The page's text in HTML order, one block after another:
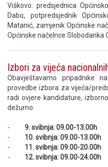
Viškovo: predsjednica
Dabo, potpredsjednik
Matanić, zamjenik Općinske
Općinske načelnce Slobodanka
Izbori za vijeća
Obavještavamo pripadnike
provedbe izbora za vijeća/
radi ovjere kandidature,
dežurno:
- 9. svibnja: 09.00-13.00h
- 10. svibnja: 09.00-13.00h
- 11. svibnja: 09.00-20.00h
- 12. svibnja: 09.00-24.00h